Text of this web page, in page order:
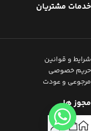
خدمات مشتریان
شرایط و قوانین
حریم خصوصی
مرجوعی و عودت
مجوز ها